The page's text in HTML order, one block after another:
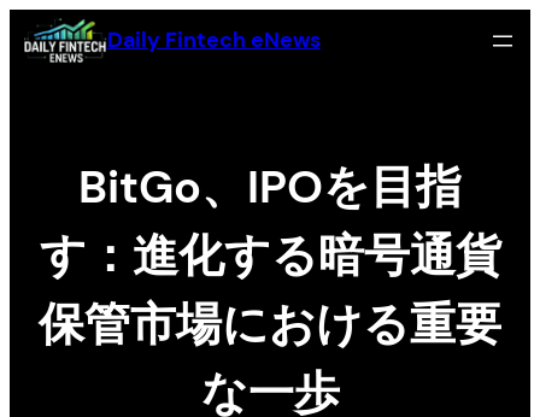
Chuyển
đến
Daily Fintech eNews
BitGo、IPOを目指
す：進化する暗号通貨
保管市場における重要
な一歩